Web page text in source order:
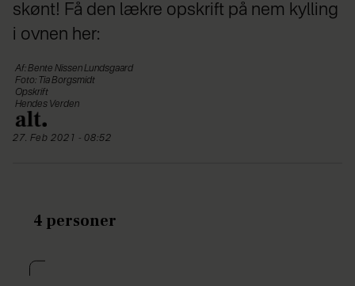
skønt! Få den lækre opskrift på nem kylling
i ovnen her:
Af: Bente Nissen Lundsgaard
Foto: Tia Borgsmidt
Opskrift
Hendes Verden
27. Feb 2021 - 08:52
4 personer